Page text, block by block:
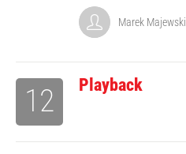
Marek Majewski
Playback
12